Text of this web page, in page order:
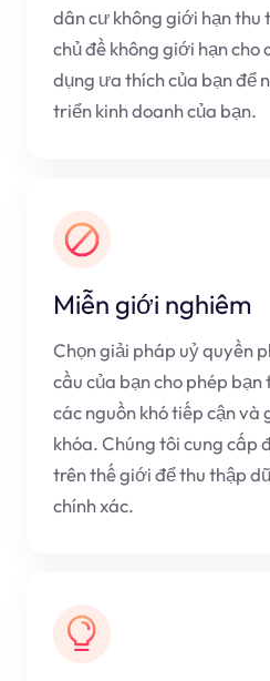
dân cư không giới hạn thu
chủ đề không giới hạn cho
dụng ưa thích của bạn để
triển kinh doanh của bạn.
Miễn giới nghiêm
Chọn giải pháp uỷ quyền
cầu của bạn cho phép
các nguồn khó tiếp cận và
khóa. Chúng tôi cung cấp
trên thế giới để thu thập
chính xác.